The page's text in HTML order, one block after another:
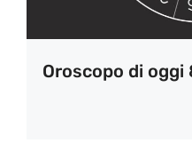
Oroscopo di